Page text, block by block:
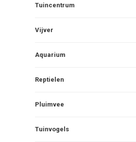
Tuincentrum
Vijver
Aquarium
Reptielen
Pluimvee
Tuinvogels